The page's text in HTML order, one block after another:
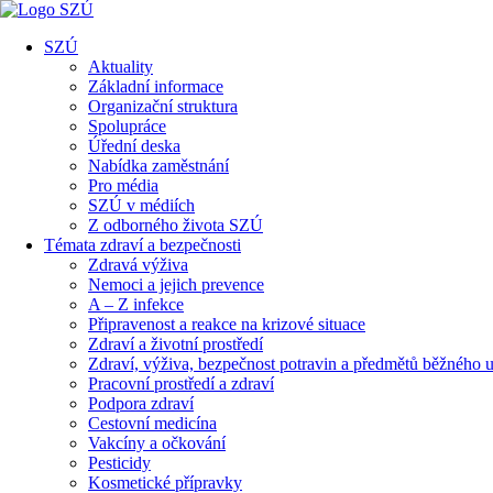
SZÚ
Aktuality
Základní informace
Organizační struktura
Spolupráce
Úřední deska
Nabídka zaměstnání
Pro média
SZÚ v médiích
Z odborného života SZÚ
Témata zdraví a bezpečnosti
Zdravá výživa
Nemoci a jejich prevence
A – Z infekce
Připravenost a reakce na krizové situace
Zdraví a životní prostředí
Zdraví, výživa, bezpečnost potravin a předmětů běžného
Pracovní prostředí a zdraví
Podpora zdraví
Cestovní medicína
Vakcíny a očkování
Pesticidy
Kosmetické přípravky